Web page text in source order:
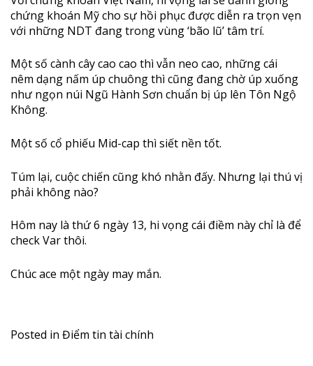
chứng khoán Mỹ cho sự hồi phục được diễn ra trọn vẹn
với những NDT đang trong vùng ‘bão lũ’ tâm trí.
Một số cành cây cao cao thì vẫn neo cao, những cái
nêm dạng nấm úp chuông thì cũng đang chờ úp xuống
như ngọn núi Ngũ Hành Sơn chuẩn bị úp lên Tôn Ngộ
Không.
Một số cổ phiếu Mid-cap thì siết nền tốt.
Túm lại, cuộc chiến cũng khó nhằn đấy. Nhưng lại thú vị
phải không nào?
Hôm nay là thứ 6 ngày 13, hi vọng cái điềm này chỉ là để
check Var thôi.
Chúc ace một ngày may mắn.
Posted in Điểm tin tài chính